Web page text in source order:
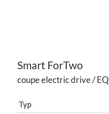
Smart ForTwo
coupe electric drive / EQ
Typ